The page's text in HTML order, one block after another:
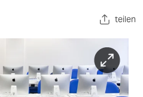
teilen